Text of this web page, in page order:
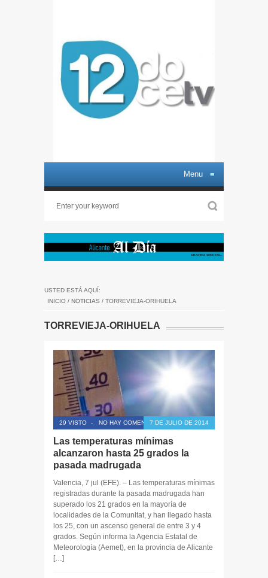
Menu ≡
USTED ESTÁ AQUÍ:
INICIO / NOTICIAS / TORREVIEJA-ORIHUELA
TORREVIEJA-ORIHUELA
29 VISTO - NO HAY COMENTARIOS7 DE JULIO DE 2014
Las temperaturas mínimas
alcanzaron hasta 25 grados la
pasada madrugada
Valencia, 7 jul (EFE). – Las temperaturas mínimas
registradas durante la pasada madrugada han
superado los 21 grados en la mayoría de
localidades de la Comunitat, y han llegado hasta
los 25, con un ascenso general de entre 3 y 4
grados. Según informa la Agencia Estatal de
Meteorología (Aemet), en la provincia de Alicante
[…]